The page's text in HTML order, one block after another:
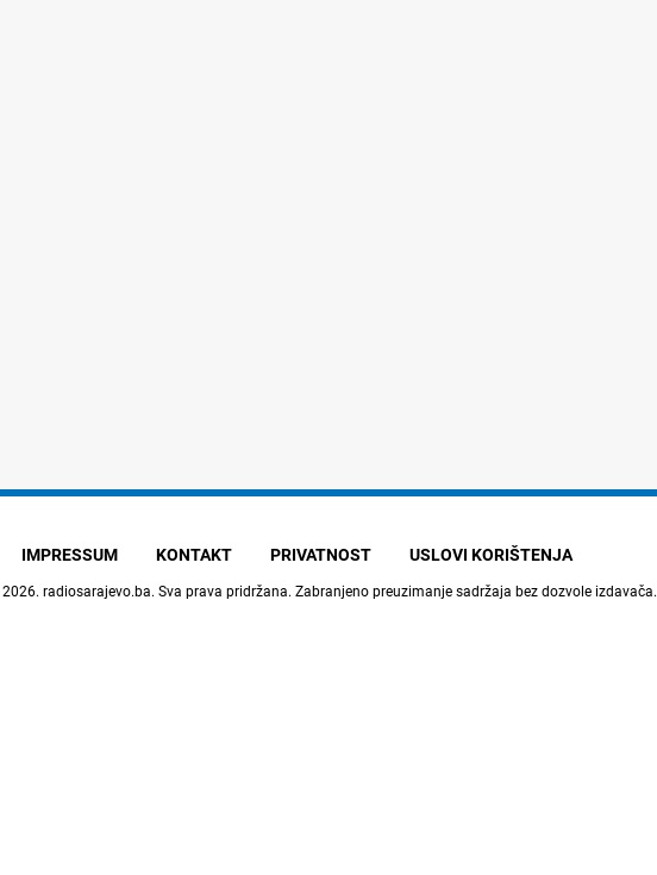
IMPRESSUM KONTAKT PRIVATNOST USLOVI KORIŠTENJA
radiosarajevo.ba. Sva prava pridržana. Zabranjeno preuzimanje sadržaja bez dozvole izdavača.